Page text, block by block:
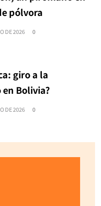
pólvora
DE 2026 0
giro a la
Bolivia?
DE 2026 0